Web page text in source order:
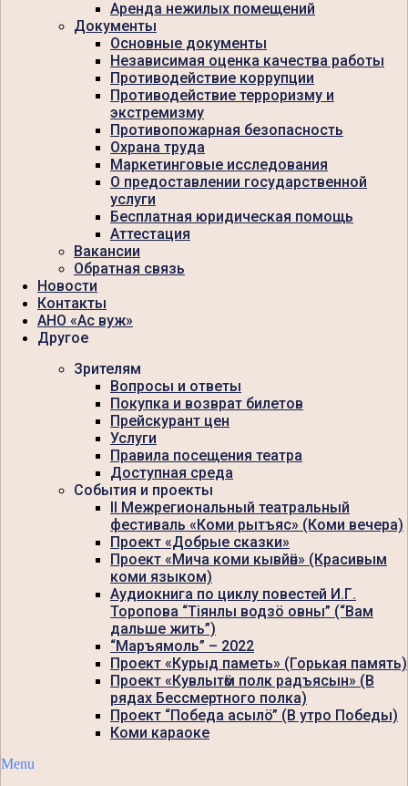
Аренда нежилых помещений
Документы
Основные документы
Независимая оценка качества работы
Противодействие коррупции
Противодействие терроризму и
экстремизму
Противопожарная безопасность
Охрана труда
Маркетинговые исследования
О предоставлении государственной
услуги
Бесплатная юридическая помощь
Аттестация
Вакансии
Обратная связь
Новости
Контакты
АНО «Ас вуж»
Другое
Зрителям
Вопросы и ответы
Покупка и возврат билетов
Прейскурант цен
Услуги
Правила посещения театра
Доступная среда
События и проекты
II Межрегиональный театральный
фестиваль «Коми рытъяс» (Коми вечера)
Проект «Добрые сказки»
Проект «Мича коми кывйӧн» (Красивым
коми языком)
Аудиокнига по циклу повестей И.Г.
Торопова “Тiянлы водзö овны” (“Вам
дальше жить”)
“Маръямоль” – 2022
Проект «Курыд паметь» (Горькая память)
Проект «Кувлытӧм полк радъясын» (В
рядах Бессмертного полка)
Проект “Победа асылö” (В утро Победы)
Коми караоке
Menu